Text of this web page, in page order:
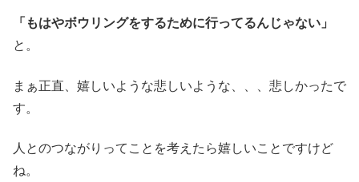
「もはやボウリングをするために行ってるんじゃない」
と。
まぁ正直、嬉しいような悲しいような、、、悲しかったで
す。
人とのつながりってことを考えたら嬉しいことですけど
ね。